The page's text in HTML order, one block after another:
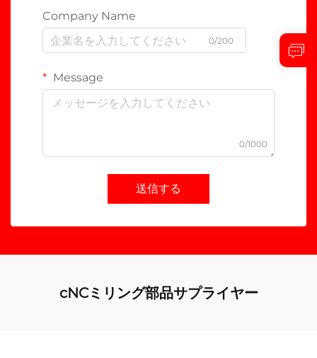
Company Name
0/200
Message
0/1000
送信する
cNCミリング部品サプライヤー